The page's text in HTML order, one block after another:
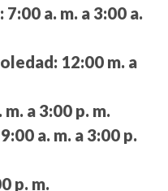
7:00 a. m. a 3:00 a.
12:00 m. a
m. a 3:00 p. m.
9:00 a. m. a 3:00 p.
p. m.